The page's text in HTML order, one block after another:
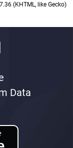
Data
(KHTML, like Gecko)